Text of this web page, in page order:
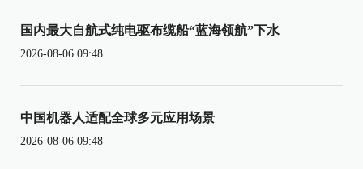
国内最大自航式纯电驱布缆船“蓝海领航”下水
2026-08-06 09:48
中国机器人适配全球多元应用场景
2026-08-06 09:48